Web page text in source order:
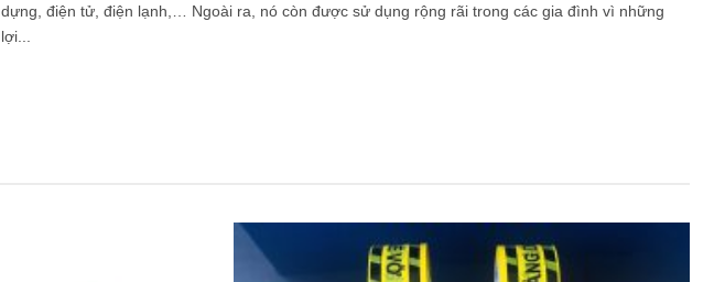
dựng, điện tử, điện lạnh,… Ngoài ra, nó còn được sử dụng rộng rãi trong các gia đình vì những
lợi...